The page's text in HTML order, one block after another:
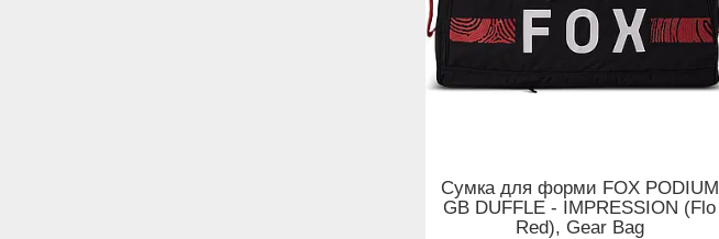
Сумка для форми FOX PODIUM
GB DUFFLE - IMPRESSION (Flo
Red), Gear Bag